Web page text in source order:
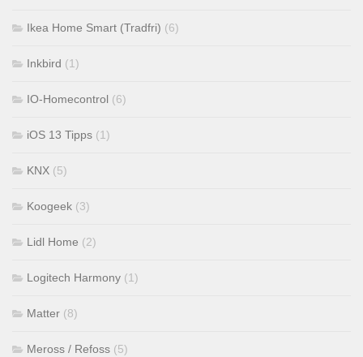
Ikea Home Smart (Tradfri) (6)
Inkbird (1)
IO-Homecontrol (6)
iOS 13 Tipps (1)
KNX (5)
Koogeek (3)
Lidl Home (2)
Logitech Harmony (1)
Matter (8)
Meross / Refoss (5)